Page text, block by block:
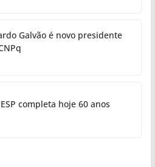
Galvão é novo presidente
completa hoje 60 anos